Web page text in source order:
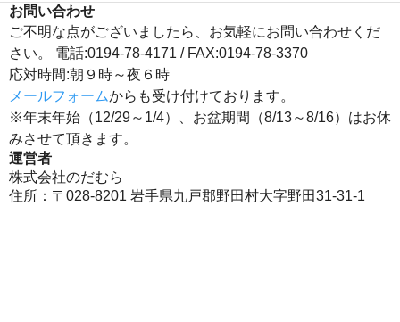
お問い合わせ
ご不明な点がございましたら、お気軽にお問い合わせくだ
さい。 電話:0194-78-4171 / FAX:0194-78-3370
応対時間:朝９時～夜６時
メールフォームからも受け付けております。
※年末年始（12/29～1/4）、お盆期間（8/13～8/16）はお休
みさせて頂きます。
運営者
株式会社のだむら
住所：〒028-8201 岩手県九戸郡野田村大字野田31-31-1